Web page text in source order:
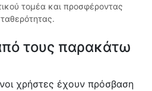
τομέα και προσφέροντας
τους παρακάτω
χρήστες έχουν πρόσβαση